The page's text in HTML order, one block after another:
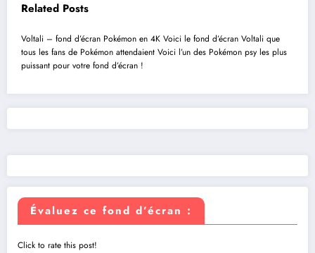
Related Posts
Voltali – fond d’écran Pokémon en 4K Voici le fond d’écran Voltali que
tous les fans de Pokémon attendaient Voici l’un des Pokémon psy les plus
puissant pour votre fond d’écran !
Évaluez ce fond d’écran :
Click to rate this post!